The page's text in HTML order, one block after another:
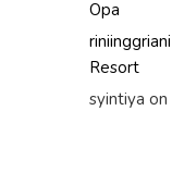
Opa
riniinggriani
Resort
syintiya on